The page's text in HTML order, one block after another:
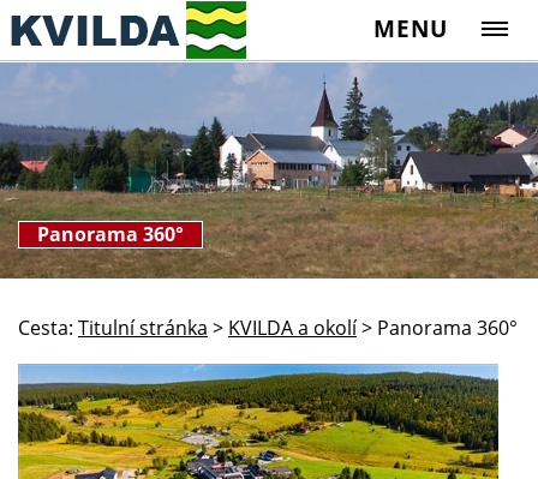
MENU
Panorama 360°
Cesta: Titulní stránka > KVILDA a okolí> Panorama 360°